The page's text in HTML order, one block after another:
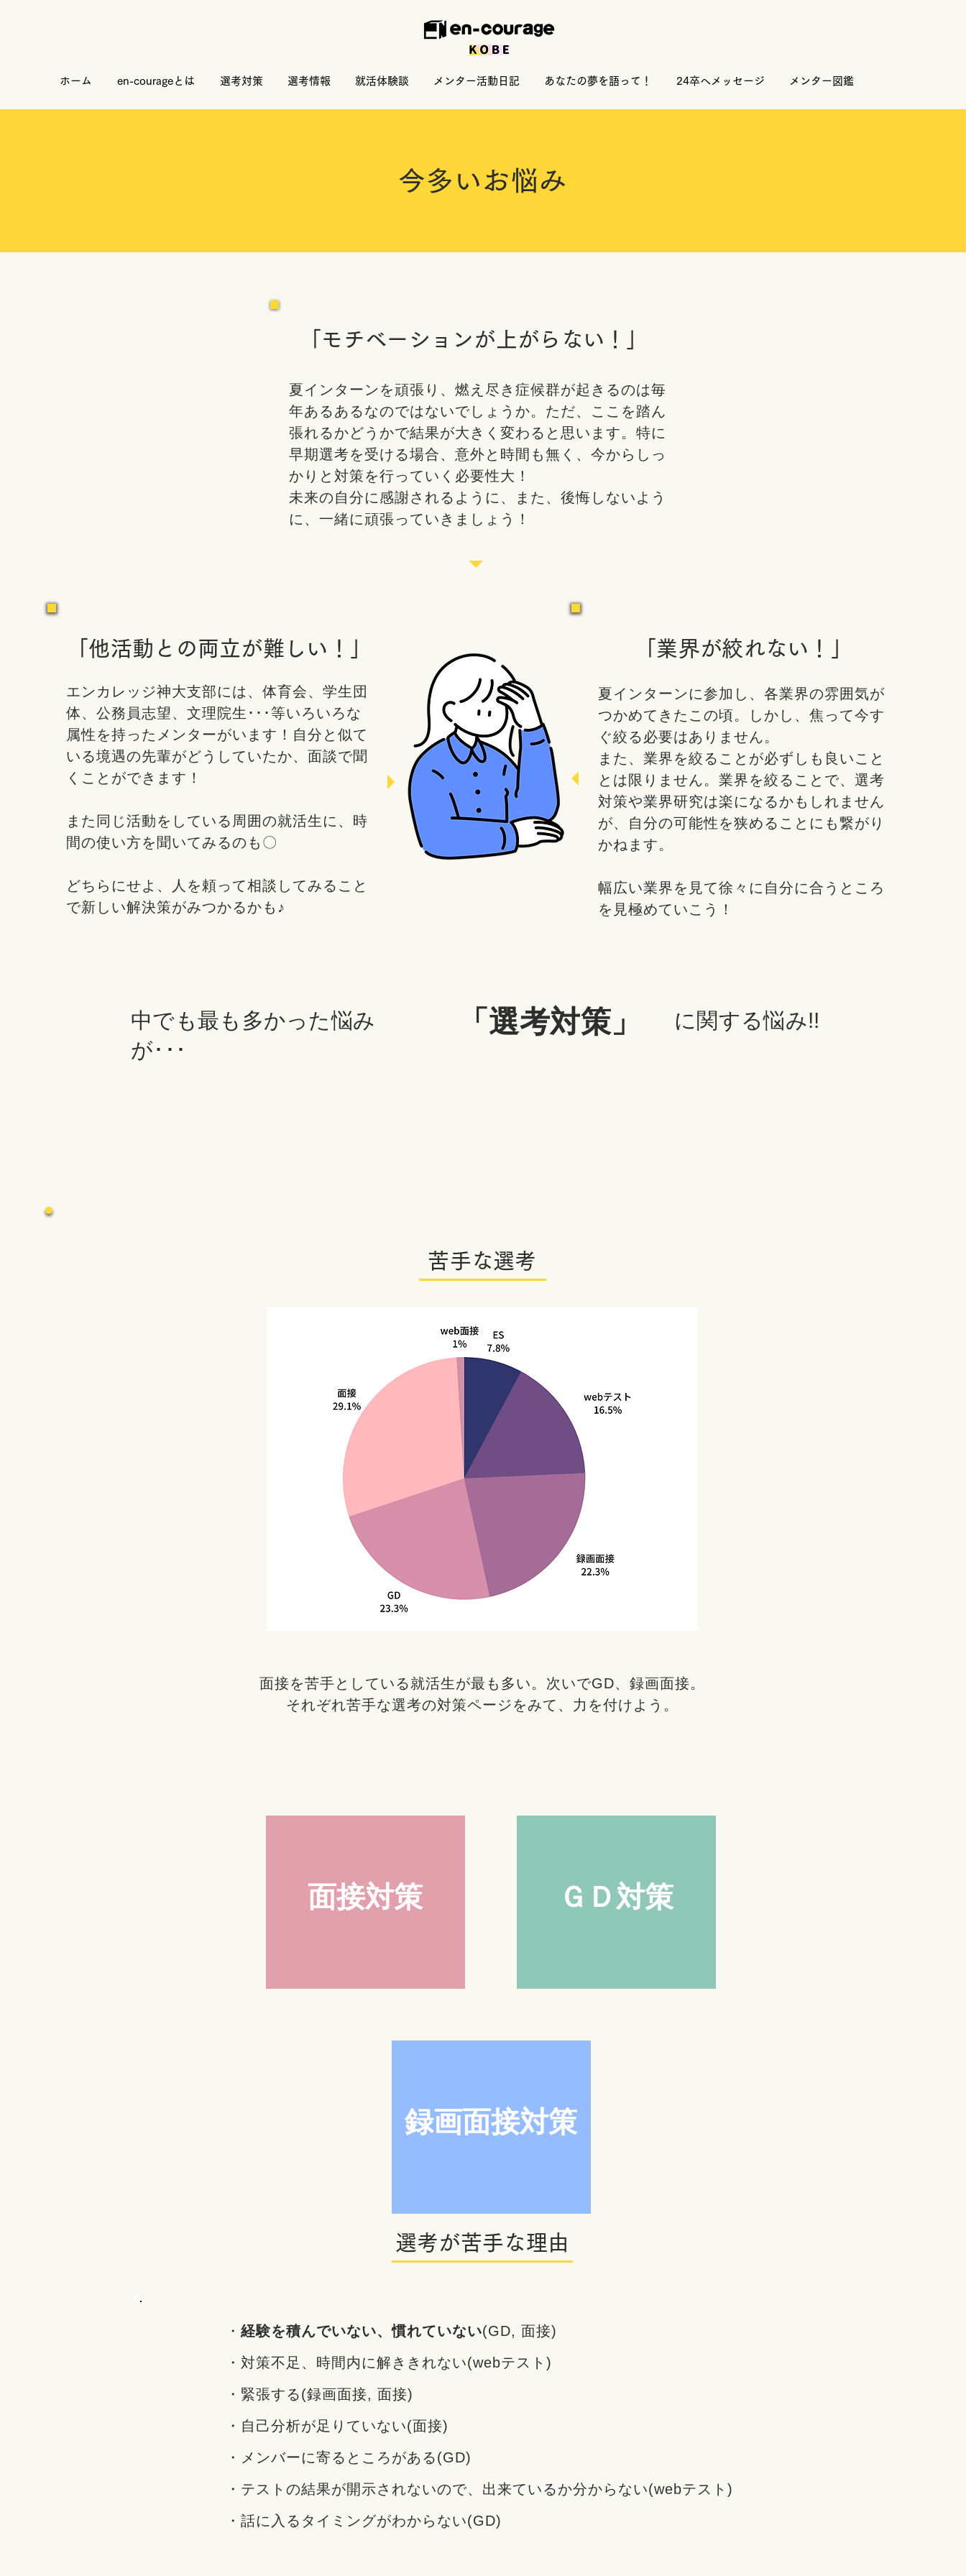
ホーム en-courageとは 選考対策 選考情報 就活体験談 メンター活動日記 あなたの夢を語って！ 24卒へメッセージ メンター図鑑
今多いお悩み
「モチベーションが上がらない！」
夏インターンを頑張り、燃え尽き症候群が起きるのは毎
年あるあるなのではないでしょうか。ただ、ここを踏ん
張れるかどうかで結果が大きく変わると思います。特に
早期選考を受ける場合、意外と時間も無く、今からしっ
かりと対策を行っていく必要性大！
未来の自分に感謝されるように、また、後悔しないよう
に、一緒に頑張っていきましょう！
「他活動との両立が難しい！」
エンカレッジ神大支部には、体育会、学生団
体、公務員志望、文理院生･･･等いろいろな
属性を持ったメンターがいます！自分と似て
いる境遇の先輩がどうしていたか、面談で聞
くことができます！
また同じ活動をしている周囲の就活生に、時
間の使い方を聞いてみるのも〇
どちらにせよ、人を頼って相談してみること
で新しい解決策がみつかるかも♪
「業界が絞れない！」
夏インターンに参加し、各業界の雰囲気が
つかめてきたこの頃。しかし、焦って今す
ぐ絞る必要はありません。
また、業界を絞ることが必ずしも良いこと
とは限りません。業界を絞ることで、選考
対策や業界研究は楽になるかもしれません
が、自分の可能性を狭めることにも繋がり
かねます。
幅広い業界を見て徐々に自分に合うところ
を見極めていこう！
中でも最も多かった悩み
が･･･
「選考対策」 に関する悩み!!
苦手な選考
面接を苦手としている就活生が最も多い。次いでGD、録画面接。
それぞれ苦手な選考の対策ページをみて、力を付けよう。
​面接​対策 ​ＧＤ​対策
録画面接​対策
選考が苦手な理由
・ 経験を積んでいない、慣れていない(GD, 面接)
・対策不足、時間内に解ききれない(webテスト)
・緊張する(録画面接, 面接)
・自己分析が足りていない(面接)
・メンバーに寄るところがある(GD)
・テストの結果が開示されないので、出来ているか分からない(webテスト)
・話に入るタイミングがわからない(GD)